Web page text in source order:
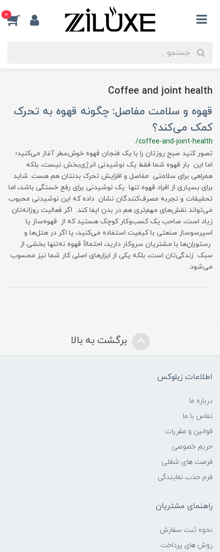
0
Coffee and joint health
قهوه و سلامت مفاصل: چگونه قهوه به تحرک
کمک می‌کند؟
/coffee-and-joint-health
تصور کنید صبح روزتان را با یک فنجان قهوه خوش‌عطر آغاز می‌کنید؛
اما این بار قهوه شما فقط یک نوشیدنی انرژی‌بخش نیست، بلکه
همراهی برای سلامتی مفاصل و افزایش تحرک بدنتان هم هست. شاید
برای بسیاری از افراد قهوه تنها یک نوشیدنی برای رفع خستگی باشد، اما
تحقیقات و تجربه مصرف‌کنندگان نشان داده که این نوشیدنی محبوب
می‌تواند نقش‌های مهم‌تری هم در بدن ایفا کند. اگر فعالیت روزانه‌تان
زیاد است، صاحب یک کسب‌وکار کوچک هستید که از قهوه‌ساز یا
اسپرسوساز صنعتی با کیفیت استفاده می‌کنید، یا اگر در هتل‌ها و
رستوران‌ها با مشتریان سروکار دارید، احتمالاً قهوه نه‌تنها بخشی از
سبک زندگی‌تان است، بلکه یکی از ابزارهای اصلی کار شما نیز محسوب
می‌شود.
برگشت به بالا
اطلاعات زیلوکس
درباره ما
تماس با ما
قوانین و مقررات
حریم خصوصی
فرصت های شغلی
فرم جذب نمایندگی
راهنمای مشتریان
نحوه ثبت سفارش
روش های پرداخت